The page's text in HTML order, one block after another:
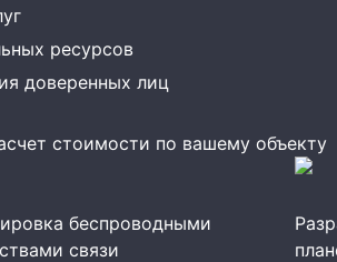
ресурсов
доверенных лиц
стоимости по вашему объекту
беспроводными
связи